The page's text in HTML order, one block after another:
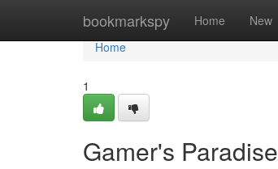
bookmarkspy Home New
Home
Home
1
Gamer's